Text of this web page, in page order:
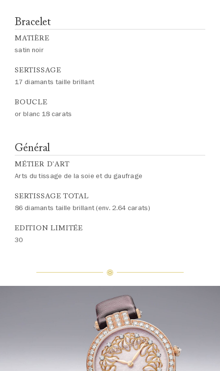
Bracelet
MATIÈRE
satin noir
SERTISSAGE
17 diamants taille brillant
BOUCLE
or blanc 18 carats
Général
MÉTIER D'ART
Arts du tissage de la soie et du gaufrage
SERTISSAGE TOTAL
86 diamants taille brillant (env. 2.64 carats)
EDITION LIMITÉE
30